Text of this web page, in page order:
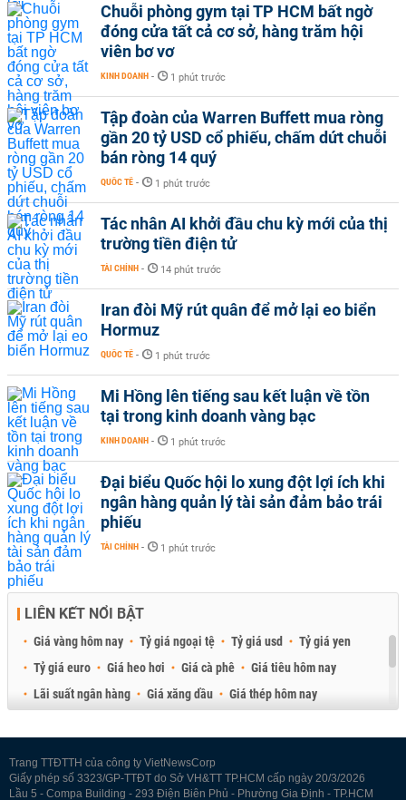
Chuỗi phòng gym tại TP HCM bất ngờ
đóng cửa tất cả cơ sở, hàng trăm hội
viên bơ vơ
KINH DOANH - 1 phút trước
Tập đoàn của Warren Buffett mua ròng
gần 20 tỷ USD cổ phiếu, chấm dứt chuỗi
bán ròng 14 quý
QUỐC TẾ - 1 phút trước
Tác nhân AI khởi đầu chu kỳ mới của thị
trường tiền điện tử
TÀI CHÍNH - 14 phút trước
Iran đòi Mỹ rút quân để mở lại eo biển
Hormuz
QUỐC TẾ - 1 phút trước
Mi Hồng lên tiếng sau kết luận về tồn
tại trong kinh doanh vàng bạc
KINH DOANH - 1 phút trước
Đại biểu Quốc hội lo xung đột lợi ích khi
ngân hàng quản lý tài sản đảm bảo trái
phiếu
TÀI CHÍNH - 1 phút trước
LIÊN KẾT NỔI BẬT
Giá vàng hôm nay Tỷ giá ngoại tệ Tỷ giá usd
Tỷ giá yen
Tỷ giá euro
Giá heo hơi Giá cà phê
Giá tiêu hôm nay
Lãi suất ngân hàng
Giá xăng dầu
Giá thép hôm nay
Trang TTĐTTH của công ty VietNewsCorp
Giấy phép số 3323/GP-TTĐT do Sở VH&TT TP.HCM cấp ngày 20/3/2026
Lầu 5 - Compa Building - 293 Điện Biên Phủ - Phường Gia Định - TP.HCM